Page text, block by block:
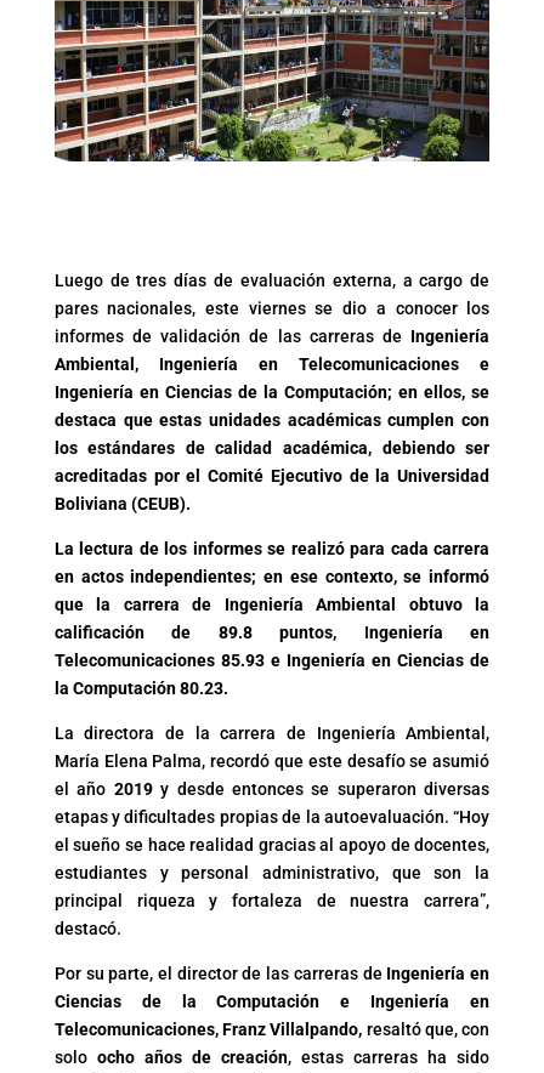
Luego de tres días de evaluación externa, a cargo de
pares nacionales, este viernes se dio a conocer los
informes de validación de las carreras de Ingeniería
Ambiental, Ingeniería en Telecomunicaciones e
Ingeniería en Ciencias de la Computación; en ellos, se
destaca que estas unidades académicas cumplen con
los estándares de calidad académica, debiendo ser
acreditadas por el Comité Ejecutivo de la Universidad
Boliviana (CEUB).
La lectura de los informes se realizó para cada carrera
en actos independientes; en ese contexto, se informó
que la carrera de Ingeniería Ambiental obtuvo la
calificación de 89.8 puntos, Ingeniería en
Telecomunicaciones 85.93 e Ingeniería en Ciencias de
la Computación 80.23.
La directora de la carrera de Ingeniería Ambiental,
María Elena Palma, recordó que este desafío se asumió
el año 2019y desde entonces se superaron diversas
etapas y dificultades propias de la autoevaluación. “Hoy
el sueño se hace realidad gracias al apoyo de docentes,
estudiantes y personal administrativo, que son la
principal riqueza y fortaleza de nuestra carrera”,
destacó.
Por su parte, el director de las carreras de Ingeniería en
Ciencias de la Computación e Ingeniería en
Telecomunicaciones, Franz Villalpando, resaltó que, con
solo ocho años de creación, estas carreras ha sido